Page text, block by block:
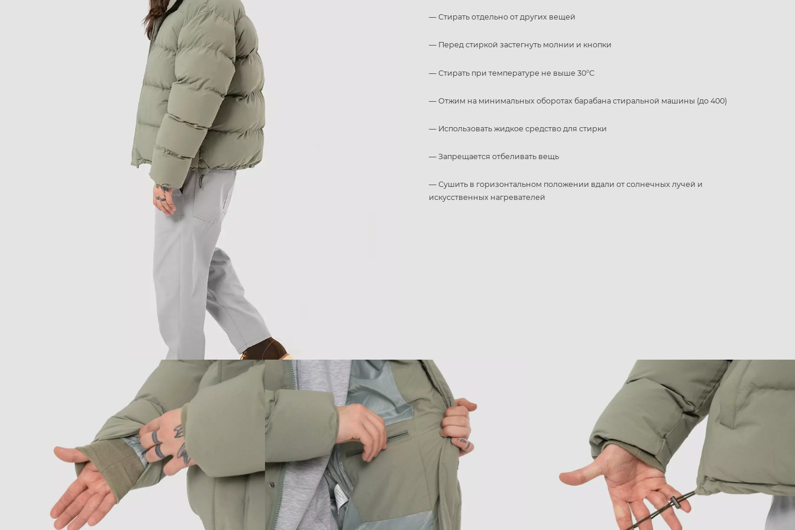
— Стирать отдельно от других вещей
— Перед стиркой застегнуть молнии и кнопки
— Стирать при температуре не выше 30°С
— Отжим на минимальных оборотах барабана стиральной машины (до 400)
— Использовать жидкое средство для стирки
— Запрещается отбеливать вещь
— Сушить в горизонтальном положении вдали от солнечных лучей и
искусственных нагревателей